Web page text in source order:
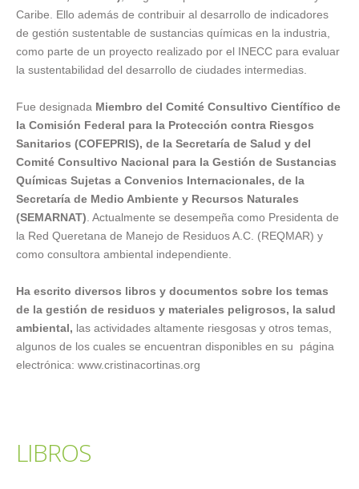
Caribe. Ello además de contribuir al desarrollo de indicadores
de gestión sustentable de sustancias químicas en la industria,
como parte de un proyecto realizado por el INECC para evaluar
la sustentabilidad del desarrollo de ciudades intermedias.
Fue designada Miembro del Comité Consultivo Científico de
la Comisión Federal para la Protección contra Riesgos
Sanitarios (COFEPRIS), de la Secretaría de Salud y del
Comité Consultivo Nacional para la Gestión de Sustancias
Químicas Sujetas a Convenios Internacionales, de la
Secretaría de Medio Ambiente y Recursos Naturales
(SEMARNAT) . Actualmente se desempeña como Presidenta de
la Red Queretana de Manejo de Residuos A.C. (REQMAR) y
como consultora ambiental independiente.
Ha escrito diversos libros y documentos sobre los temas
de la gestión de residuos y materiales peligrosos, la salud
ambiental, las actividades altamente riesgosas y otros temas,
algunos de los cuales se encuentran disponibles en su página
electrónica: www.cristinacortinas.org
LIBROS